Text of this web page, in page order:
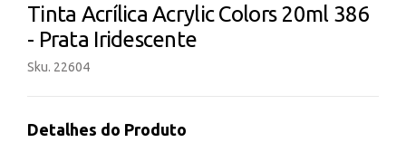
Tinta Acrílica Acrylic Colors 20ml 386
- Prata Iridescente
Sku. 22604
Detalhes do Produto